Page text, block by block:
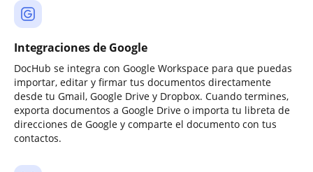
Integraciones de Google
DocHub se integra con Google Workspace para que puedas
importar, editar y firmar tus documentos directamente
desde tu Gmail, Google Drive y Dropbox. Cuando termines,
exporta documentos a Google Drive o importa tu libreta de
direcciones de Google y comparte el documento con tus
contactos.